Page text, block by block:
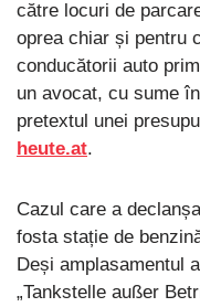
către locuri de
oprea chiar și pentru
conducătorii auto
un avocat, cu sume
pretextul unei
heute.at.
Cazul care a
fosta stație de
Deși amplasamentul
„Tankstelle außer